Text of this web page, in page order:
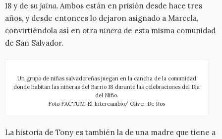
18 y de su jaina. Ambos están en prisión desde hace tres
años, y desde entonces lo dejaron asignado a Marcela,
convirtiéndola así en otra niñera de esta misma comunidad
de San Salvador.
Un grupo de niñas salvadoreñas juegan en la cancha de la comunidad
donde habitan las niñeras del Barrio 18 durante las celebraciones del Día
del Niño.
Foto FACTUM-El Intercambio/ Oliver De Ros
La historia de Tony es también la de una madre que tiene a